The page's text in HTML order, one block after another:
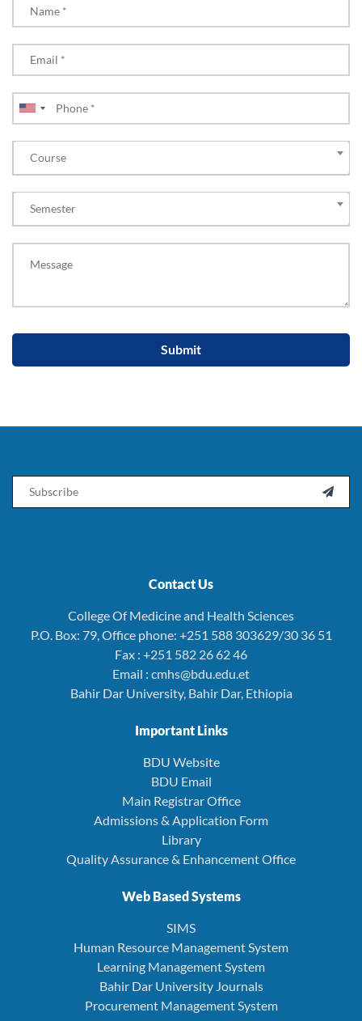
Course
Semester
Submit

Contact Us
College Of Medicine and Health Sciences
P.O. Box: 79, Office phone: +251 588 303629/30 36 51
Fax : +251 582 26 62 46
Email : cmhs@bdu.edu.et
Bahir Dar University, Bahir Dar, Ethiopia
Important Links
BDU Website
BDU Email
Main Registrar Office
Admissions & Application Form
Library
Quality Assurance & Enhancement Office
Web Based Systems
SIMS
Human Resource Management System
Learning Management System
Bahir Dar University Journals
Procurement Management System